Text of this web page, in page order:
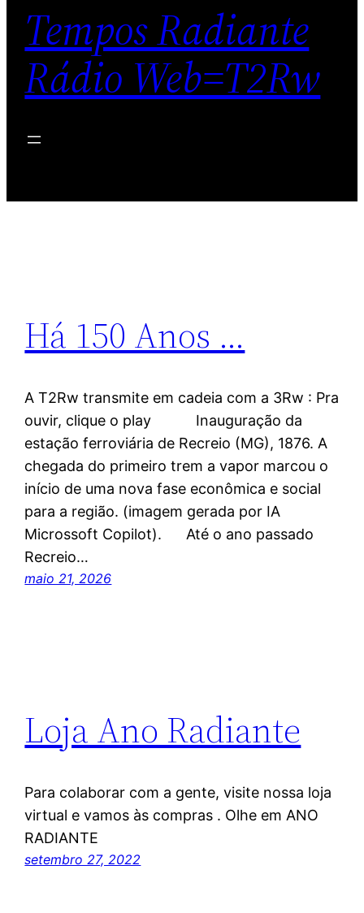
Tempos Radiante
Rádio Web=T2Rw
Há 150 Anos …
A T2Rw transmite em cadeia com a 3Rw : Pra
ouvir, clique o play Inauguração da
estação ferroviária de Recreio (MG), 1876. A
chegada do primeiro trem a vapor marcou o
início de uma nova fase econômica e social
para a região. (imagem gerada por IA
Microssoft Copilot). Até o ano passado
Recreio…
maio 21, 2026
Loja Ano Radiante
Para colaborar com a gente, visite nossa loja
virtual e vamos às compras . Olhe em ANO
RADIANTE
setembro 27, 2022